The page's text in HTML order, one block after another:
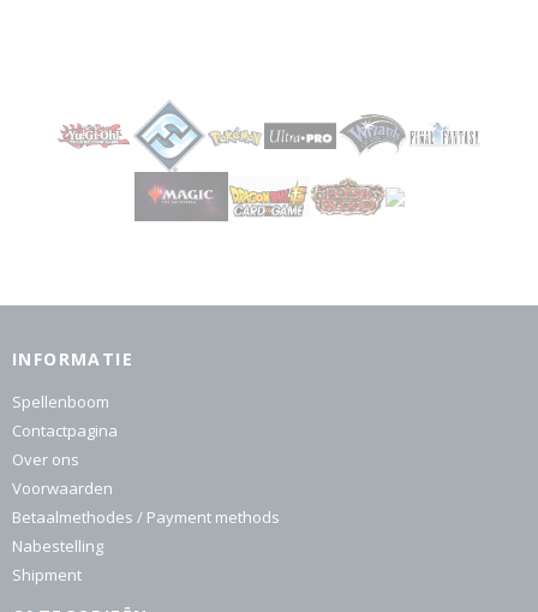
INFORMATIE
Spellenboom
Contactpagina
Over ons
Voorwaarden
Betaalmethodes / Payment methods
Nabestelling
Shipment